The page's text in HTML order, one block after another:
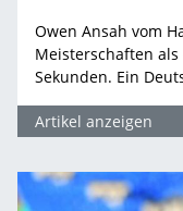
Owen Ansah vom
Meisterschaften
Sekunden. Ein
Artikel anzeigen